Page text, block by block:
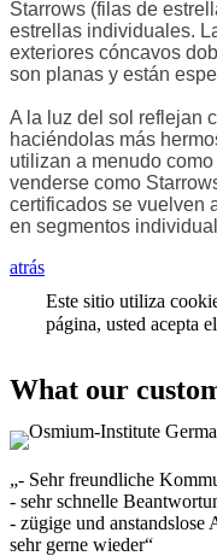
Starrows (filas de
estrellas individuales.
exteriores cóncavos
son planas y están
A la luz del sol reflejan
haciéndolas más
utilizan a menudo
venderse como
certificados se vuelven
en segmentos
atrás
Este sitio utiliza
página, usted acepta
What our
„- Sehr freundliche
- sehr schnelle
- zügige und
sehr gerne wieder“